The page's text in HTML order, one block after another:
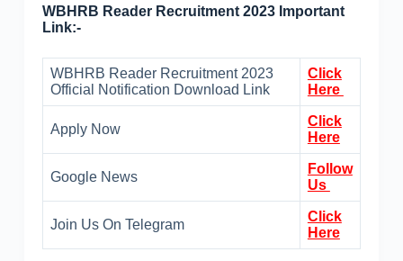
WBHRB Reader Recruitment 2023 Important
Link:-
WBHRB Reader Recruitment 2023
Official Notification Download Link
Click
Here
Apply Now
Click
Here
Google News
Follow
Us
Join Us On Telegram
Click
Here